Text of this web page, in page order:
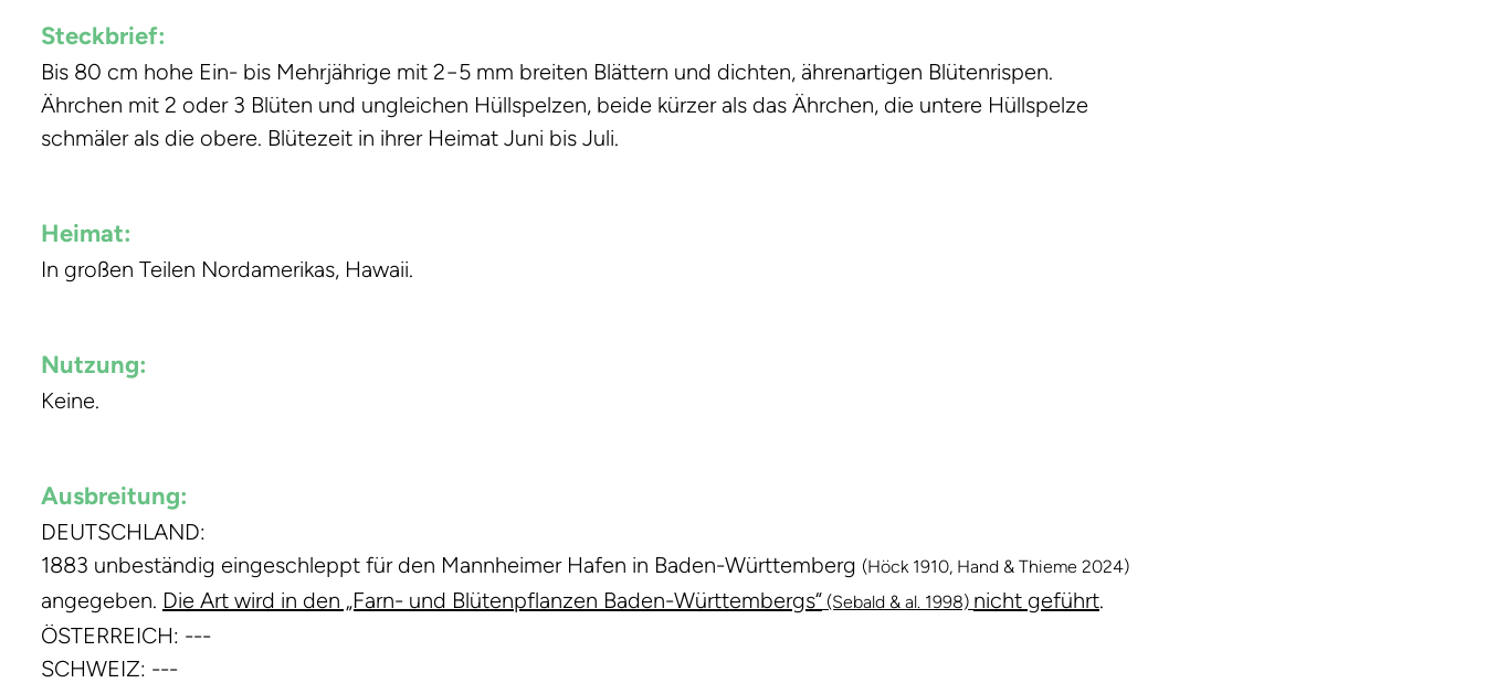
Steckbrief:
Bis 80 cm hohe Ein- bis Mehrjährige mit 2−5 mm breiten Blättern und dichten, ährenartigen Blütenrispen.
Ährchen mit 2 oder 3 Blüten und ungleichen Hüllspelzen, beide kürzer als das Ährchen, die untere Hüllspelze
schmäler als die obere. Blütezeit in ihrer Heimat Juni bis Juli.
Heimat:
In großen Teilen Nordamerikas, Hawaii.
Nutzung:
Keine.
Ausbreitung:
DEUTSCHLAND:
1883 unbeständig eingeschleppt für den Mannheimer Hafen in Baden-Württemberg (Höck 1910, Hand & Thieme 2024)
angegeben. Die Art wird in den „Farn- und Blütenpflanzen Baden-Württembergs“ (Sebald & al. 1998) nicht geführt.
ÖSTERREICH: ---
SCHWEIZ: ---